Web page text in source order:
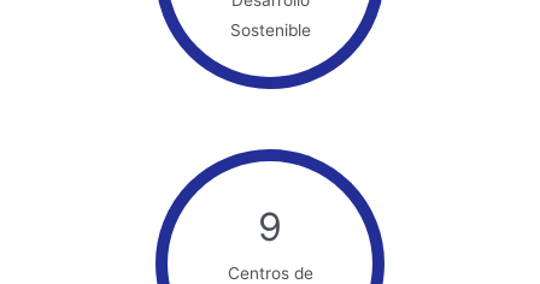
Sostenible
9
Centros de